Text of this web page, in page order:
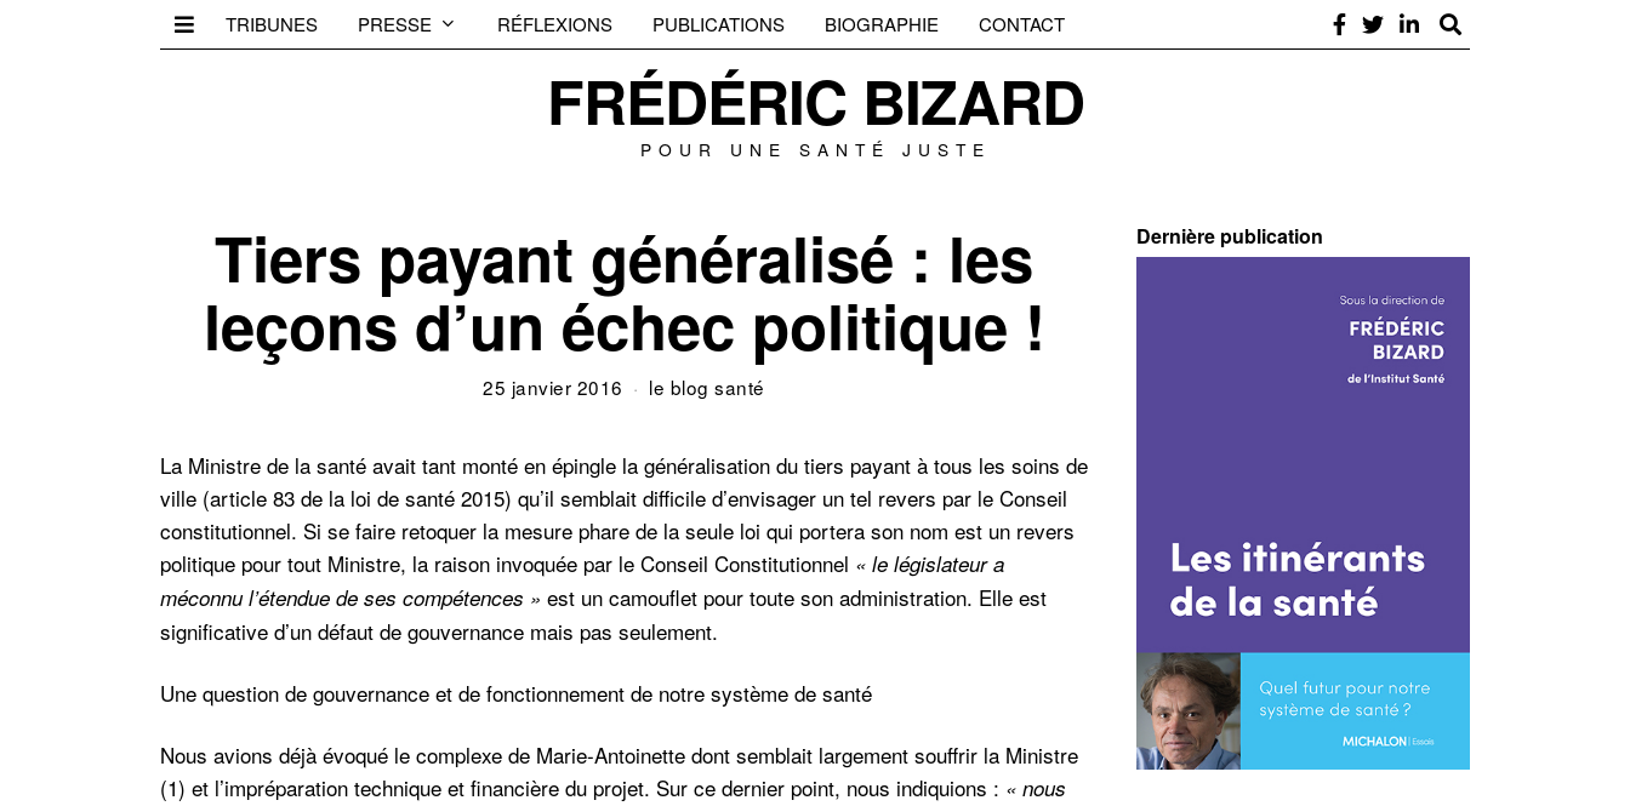
TRIBUNES PRESSE RÉFLEXIONS PUBLICATIONS BIOGRAPHIE CONTACT
FRÉDÉRIC BIZARD
POUR UNE SANTÉ JUSTE
Tiers payant généralisé : les
leçons d’un échec politique !
25 janvier 2016 le blog santé
La Ministre de la santé avait tant monté en épingle la généralisation du tiers payant à tous les soins de
ville (article 83 de la loi de santé 2015) qu’il semblait difficile d’envisager un tel revers par le Conseil
constitutionnel. Si se faire retoquer la mesure phare de la seule loi qui portera son nom est un revers
politique pour tout Ministre, la raison invoquée par le Conseil Constitutionnel « le législateur a
méconnu l’étendue de ses compétences » est un camouflet pour toute son administration. Elle est
significative d’un défaut de gouvernance mais pas seulement.
Une question de gouvernance et de fonctionnement de notre système de santé
Nous avions déjà évoqué le complexe de Marie-Antoinette dont semblait largement souffrir la Ministre
(1) et l’impréparation technique et financière du projet. Sur ce dernier point, nous indiquions : « nous
Dernière publication